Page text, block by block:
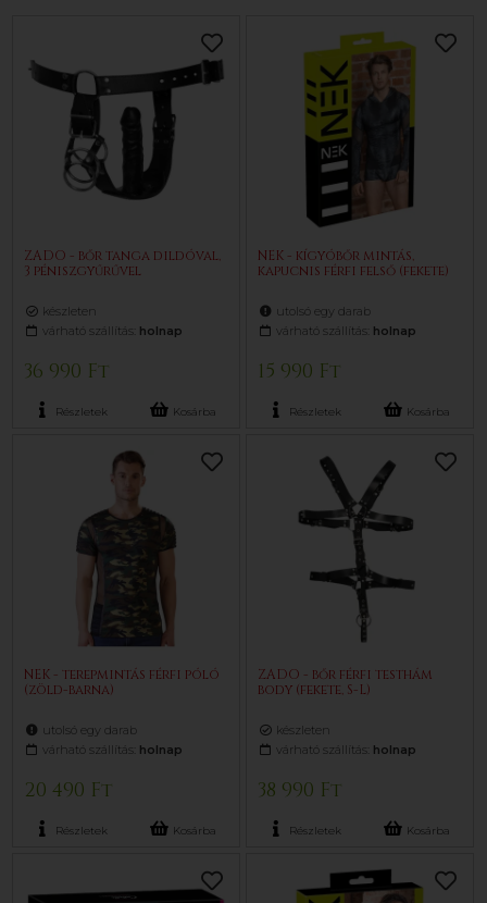
ZADO - bőr tanga dildóval,
3 péniszgyűrűvel
készleten
várható szállítás: holnap
36 990 Ft
Részletek Kosárba
NEK - kígyóbőr mintás,
kapucnis férfi felső (fekete)
utolsó egy darab
várható szállítás: holnap
15 990 Ft
Részletek Kosárba
NEK - terepmintás férfi póló
(zöld-barna)
utolsó egy darab
várható szállítás: holnap
20 490 Ft
Részletek Kosárba
ZADO - bőr férfi testhám
body (fekete, S-L)
készleten
várható szállítás: holnap
38 990 Ft
Részletek Kosárba